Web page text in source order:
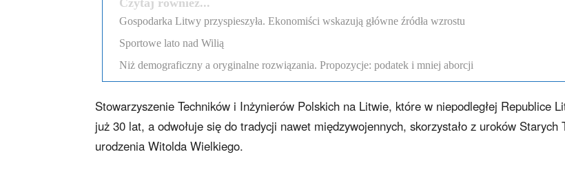
Czytaj również...
Gospodarka Litwy przyspieszyła. Ekonomiści wskazują główne źródła wzrostu
Sportowe lato nad Wilią
Niż demograficzny a oryginalne rozwiązania. Propozycje: podatek i mniej aborcji
Stowarzyszenie Techników i Inżynierów Polskich na Litwie, które w niepodległej Republice
już 30 lat, a odwołuje się do tradycji nawet międzywojennych, skorzystało z uroków
urodzenia Witolda Wielkiego.